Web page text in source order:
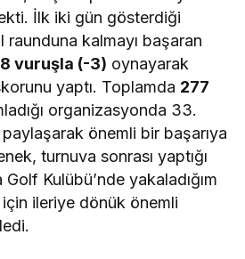
İlk iki gün gösterdiği
raunduna kalmayı başaran
vuruşla (-3) oynayarak
yaptı. Toplamda 277
organizasyonda 33.
paylaşarak önemli bir başarıya
turnuva sonrası yaptığı
Kulübü’nde yakaladığım
ileriye dönük önemli